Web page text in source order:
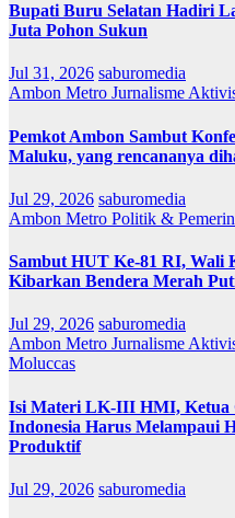
Bupati Buru Selatan Hadiri
Juta Pohon Sukun
Jul 31, 2026 saburomedia
Ambon Metro Jurnalisme
Pemkot Ambon Sambut
Maluku, yang rencananya
Jul 29, 2026 saburomedia
Ambon Metro Politik &
Sambut HUT Ke-81 RI, Wali
Kibarkan Bendera Merah
Jul 29, 2026 saburomedia
Ambon Metro Jurnalisme
Moluccas
Isi Materi LK-III HMI, Ketua
Indonesia Harus Melampaui
Produktif
Jul 29, 2026 saburomedia